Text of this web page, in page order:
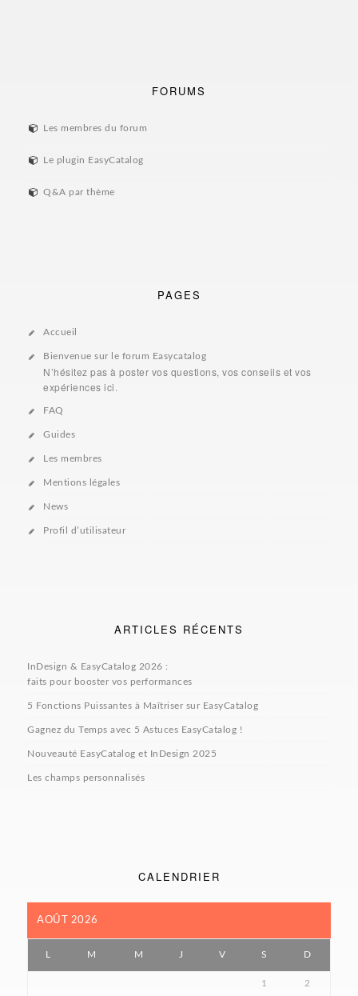
FORUMS
Les membres du forum
Le plugin EasyCatalog
Q&A par thème
PAGES
Accueil
Bienvenue sur le forum Easycatalog
N’hésitez pas à poster vos questions, vos conseils et vos
expériences ici.
FAQ
Guides
Les membres
Mentions légales
News
Profil d’utilisateur
ARTICLES RÉCENTS
InDesign & EasyCatalog 2026 :
faits pour booster vos performances
5 Fonctions Puissantes à Maîtriser sur EasyCatalog
Gagnez du Temps avec 5 Astuces EasyCatalog !
Nouveauté EasyCatalog et InDesign 2025
Les champs personnalisés
CALENDRIER
AOÛT 2026
L M M J V S D
1 2